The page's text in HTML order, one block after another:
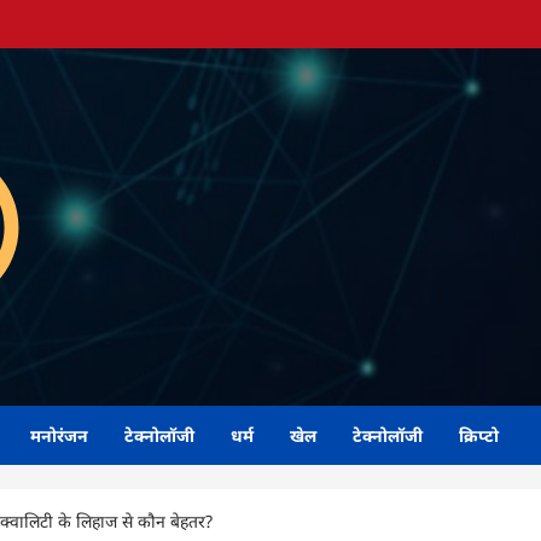
मनोरंजन टेक्नोलॉजी धर्म खेल टेक्नोलॉजी क्रिप्टो
के लिहाज से कौन बेहतर?